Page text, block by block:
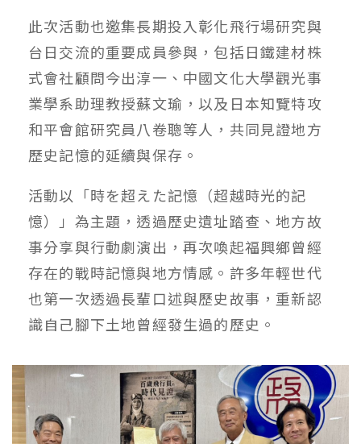
此次活動也邀集長期投入彰化飛行場研究與
台日交流的重要成員參與，包括日鐵建材株
式會社顧問今出淳一、中國文化大學觀光事
業學系助理教授蘇文瑜，以及日本知覽特攻
和平會館研究員八卷聰等人，共同見證地方
歷史記憶的延續與保存。
活動以「時を超えた記憶（超越時光的記
憶）」為主題，透過歷史遺址踏查、地方故
事分享與行動劇演出，再次喚起福興鄉曾經
存在的戰時記憶與地方情感。許多年輕世代
也第一次透過長輩口述與歷史故事，重新認
識自己腳下土地曾經發生過的歷史。